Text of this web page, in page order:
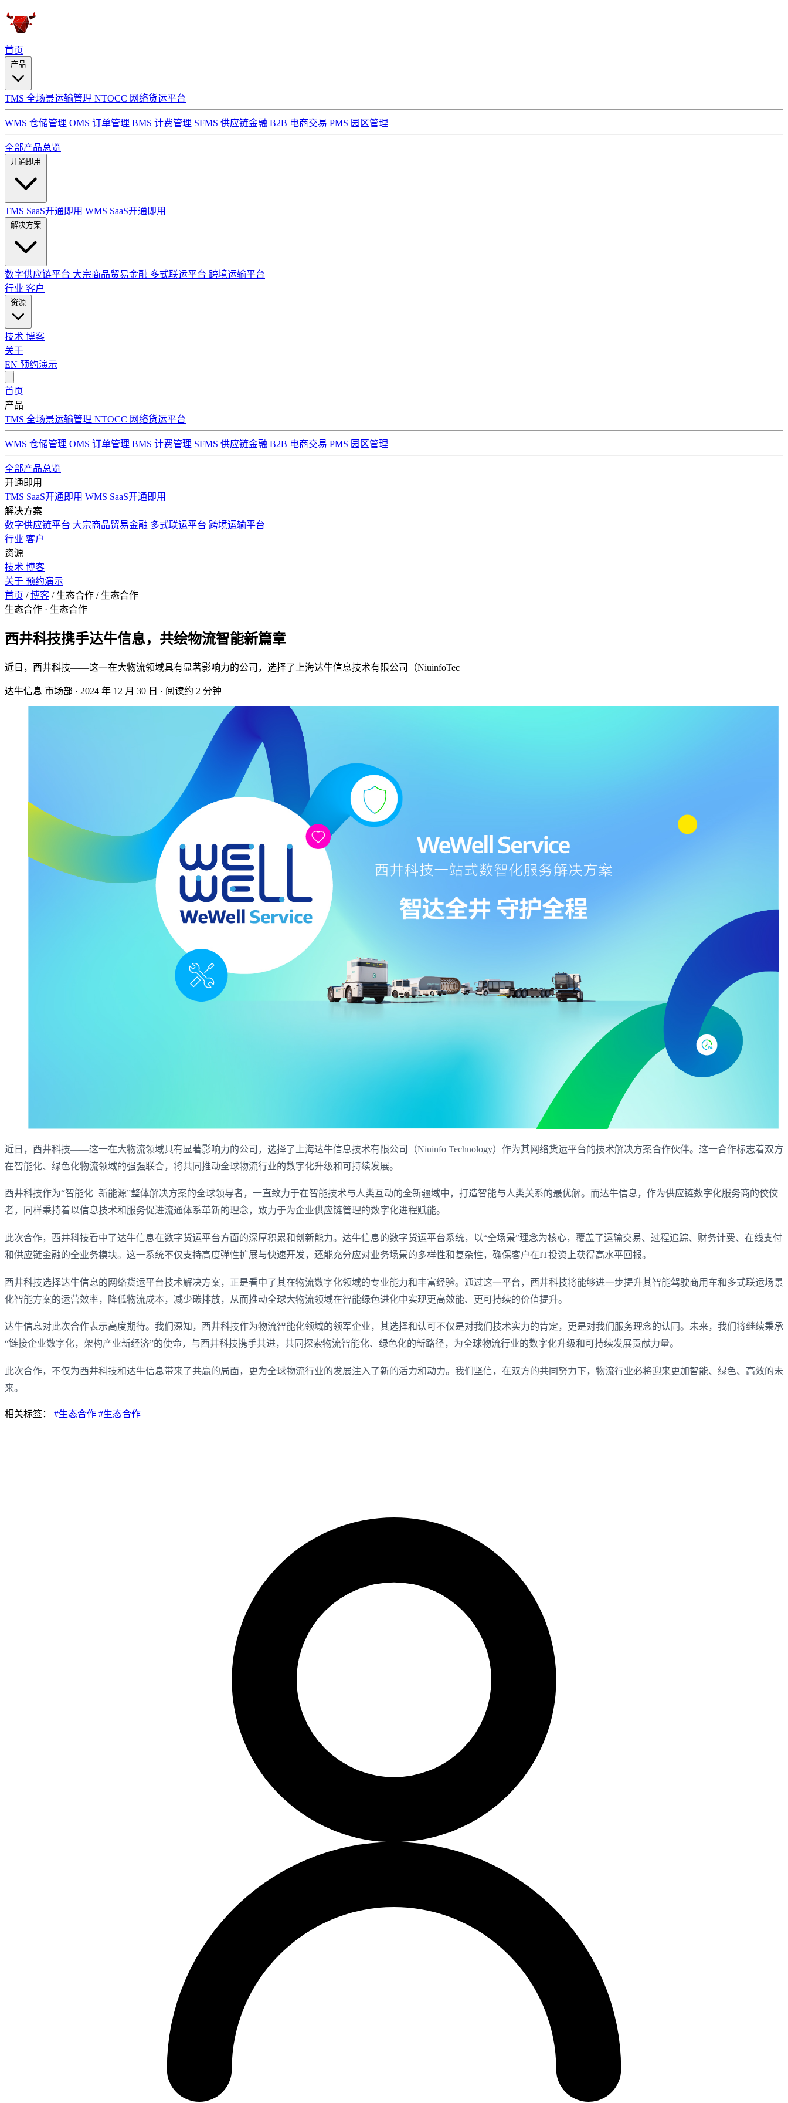
首页
TMS 全场景运输管理 NTOCC 网络货运平台
WMS 仓储管理 OMS 订单管理 BMS 计费管理 SFMS 供应链金融 B2B 电商交易 PMS 园区管理
全部产品总览
TMS SaaS开通即用 WMS SaaS开通即用
数字供应链平台 大宗商品贸易金融 多式联运平台 跨境运输平台
行业 客户
技术 博客
关于
EN 预约演示
首页
产品
TMS 全场景运输管理 NTOCC 网络货运平台
WMS 仓储管理 OMS 订单管理 BMS 计费管理 SFMS 供应链金融 B2B 电商交易 PMS 园区管理
全部产品总览
开通即用
TMS SaaS开通即用 WMS SaaS开通即用
解决方案
数字供应链平台 大宗商品贸易金融 多式联运平台 跨境运输平台
行业 客户
资源
技术 博客
关于 预约演示
首页 / 博客 / 生态合作 / 生态合作
生态合作 · 生态合作
西井科技携手达牛信息，共绘物流智能新篇章
近日，西井科技——这一在大物流领域具有显著影响力的公司，选择了上海达牛信息技术有限公司（NiuinfoTec
达牛信息 市场部 · 2024 年 12 月 30 日 · 阅读约 2 分钟
近日，西井科技——这一在大物流领域具有显著影响力的公司，选择了上海达牛信息技术有限公司（Niuinfo Technology）作为其网络货运平台的技术解决方案合作伙伴。这一合作标志着双方
在智能化、绿色化物流领域的强强联合，将共同推动全球物流行业的数字化升级和可持续发展。
西井科技作为“智能化+新能源”整体解决方案的全球领导者，一直致力于在智能技术与人类互动的全新疆域中，打造智能与人类关系的最优解。而达牛信息，作为供应链数字化服务商的佼佼
者，同样秉持着以信息技术和服务促进流通体系革新的理念，致力于为企业供应链管理的数字化进程赋能。
此次合作，西井科技看中了达牛信息在数字货运平台方面的深厚积累和创新能力。达牛信息的数字货运平台系统，以“全场景”理念为核心，覆盖了运输交易、过程追踪、财务计费、在线支付
和供应链金融的全业务模块。这一系统不仅支持高度弹性扩展与快速开发，还能充分应对业务场景的多样性和复杂性，确保客户在IT投资上获得高水平回报。
西井科技选择达牛信息的网络货运平台技术解决方案，正是看中了其在物流数字化领域的专业能力和丰富经验。通过这一平台，西井科技将能够进一步提升其智能驾驶商用车和多式联运场景
化智能方案的运营效率，降低物流成本，减少碳排放，从而推动全球大物流领域在智能绿色进化中实现更高效能、更可持续的价值提升。
达牛信息对此次合作表示高度期待。我们深知，西井科技作为物流智能化领域的领军企业，其选择和认可不仅是对我们技术实力的肯定，更是对我们服务理念的认同。未来，我们将继续秉承
“链接企业数字化，架构产业新经济”的使命，与西井科技携手共进，共同探索物流智能化、绿色化的新路径，为全球物流行业的数字化升级和可持续发展贡献力量。
此次合作，不仅为西井科技和达牛信息带来了共赢的局面，更为全球物流行业的发展注入了新的活力和动力。我们坚信，在双方的共同努力下，物流行业必将迎来更加智能、绿色、高效的未
来。
相关标签： #生态合作 #生态合作